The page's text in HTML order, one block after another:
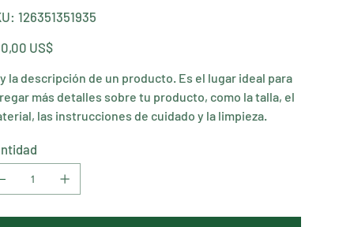
SKU
126351351935
126351351935
US$
la descripción de un producto. Es el lugar ideal para
más detalles sobre tu producto, como la talla, el
las instrucciones de cuidado y la limpieza.